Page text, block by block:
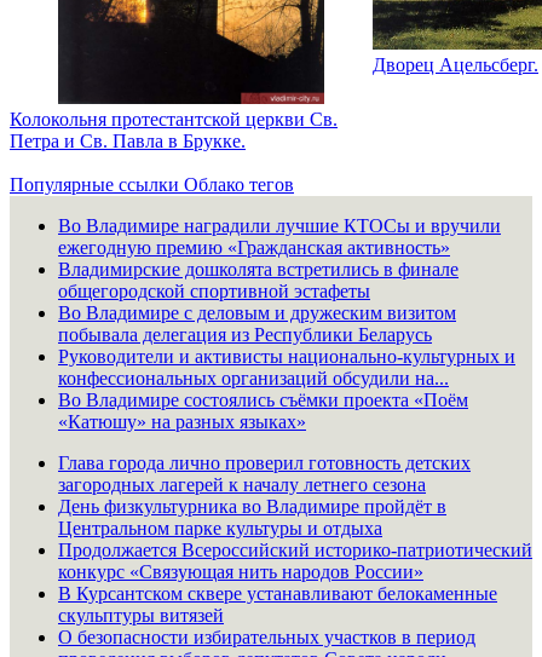
Колокольня протестантской церкви Св.
Петра и Св. Павла в Брукке.
Дворец Ацельсберг.
Популярные ссылки Облако тегов
Во Владимире наградили лучшие КТОСы и вручили
ежегодную премию «Гражданская активность»
Владимирские дошколята встретились в финале
общегородской спортивной эстафеты
Во Владимире с деловым и дружеским визитом
побывала делегация из Республики Беларусь
Руководители и активисты национально-культурных и
конфессиональных организаций обсудили на...
Во Владимире состоялись съёмки проекта «Поём
«Катюшу» на разных языках»
Глава города лично проверил готовность детских
загородных лагерей к началу летнего сезона
День физкультурника во Владимире пройдёт в
Центральном парке культуры и отдыха
Продолжается Всероссийский историко-патриотический
конкурс «Связующая нить народов России»
В Курсантском сквере устанавливают белокаменные
скульптуры витязей
О безопасности избирательных участков в период